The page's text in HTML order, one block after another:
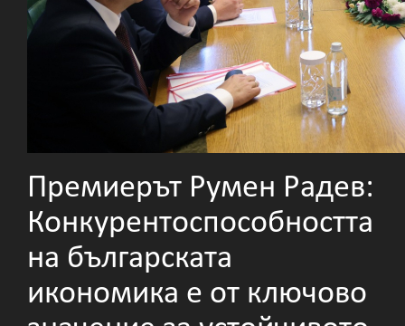
Премиерът Румен Радев:
Конкурентоспособността
на българската
икономика е от ключово